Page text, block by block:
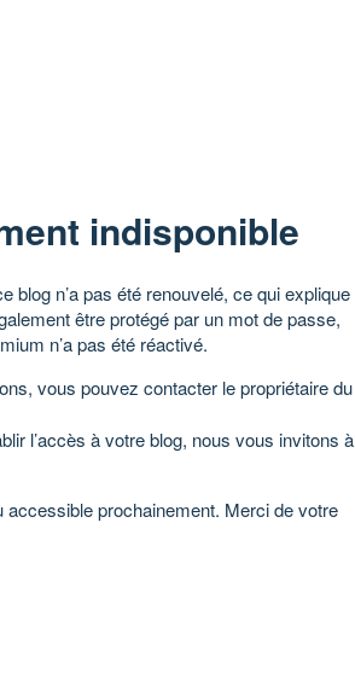
indisponible
blog n’a pas été renouvelé, ce qui explique
être protégé par un mot de passe,
n’a pas été réactivé.
vous pouvez contacter le propriétaire du
l’accès à votre blog, nous vous invitons à
prochainement. Merci de votre